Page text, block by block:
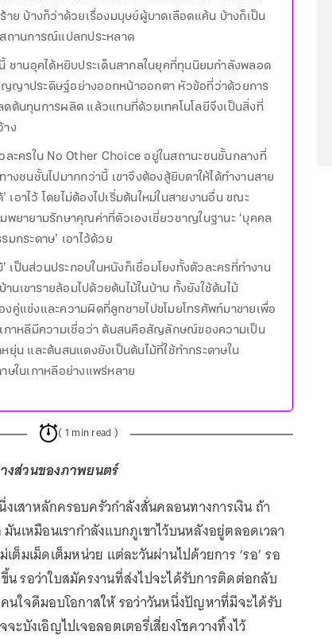
าย บ้างก็ว่าด้วยเรื่องมนุษย์ผู้บาดเลือดแค้น บ้างก็เป็น
ถานการณ์แปลกประหลาด
ชานอุคได้หยิบประเด็นสากลในยุคที่ทุนนิยมกำลังพลอด
ญาประดิษฐ์อย่างออกหน้าออกตา หัวข้อที่ว่าด้วยการ
ต้นทุนการผลิต แล้วแทนที่ด้วยเทคโนโลยีจึงเป็นสิ่งที่
ง
ะครใน No Other Choice อยู่ในสถานะชนชั้นกลางที่
งชนชั้นไปมากกว่านี้ เขาจึงต้องสู้ยิบตาให้ได้ทำงานสาย
เอาไว้ โดยไม่ต้องไปเริ่มต้นใหม่ในสายงานอื่น ขณะ
พยายามรักษาคุณค่าที่ตัวเองเชี่ยวชาญในฐานะ ‘บุคคล
กระดาษ’ เอาไว้ด้วย
’ เป็นส่วนประกอบในหนังก็เชื่อมโยงทั้งตัวละครที่ทำงาน
านเขารายล้อมไปด้วยต้นไม้ในบ้าน ทั้งยังใช้ต้นไม้
งคู่แข่งและความผิดที่ลูกชายไปขโมยโทรศัพท์มาขายเพื่อ
กาหลีมีความเชื่อว่า ต้นสนคือสัญลักษณ์ของความเป็น
ยุ่น และต้นสนแดงยังเป็นต้นไม้ที่ใช้ทำกระดาษใน
ษในเกาหลีอย่างแพร่หลาย
( 1 min read )
งส่วนของภาพยนตร์
เสาหลักครอบครัวกำลังสั่นคลอนทางการเงิน ถ้า
นเหมือนเรากำลังแบกภูเขาไว้บนหลังอยู่ตลอดเวลา
ต็มเม็ดเต็มหน่วย แต่ละวันผ่านไปด้วยการ ‘รอ’ รอ
น รอว่าใบสมัครงานที่ส่งไปจะได้รับการติดต่อกลับ
นใจดีมอบโอกาสให้ รอว่าวันหนึ่งปัญหาที่มีจะได้รับ
จะบังเอิญไปเจอลอตเตอรี่เสี่ยงโชควางทิ้งไว้